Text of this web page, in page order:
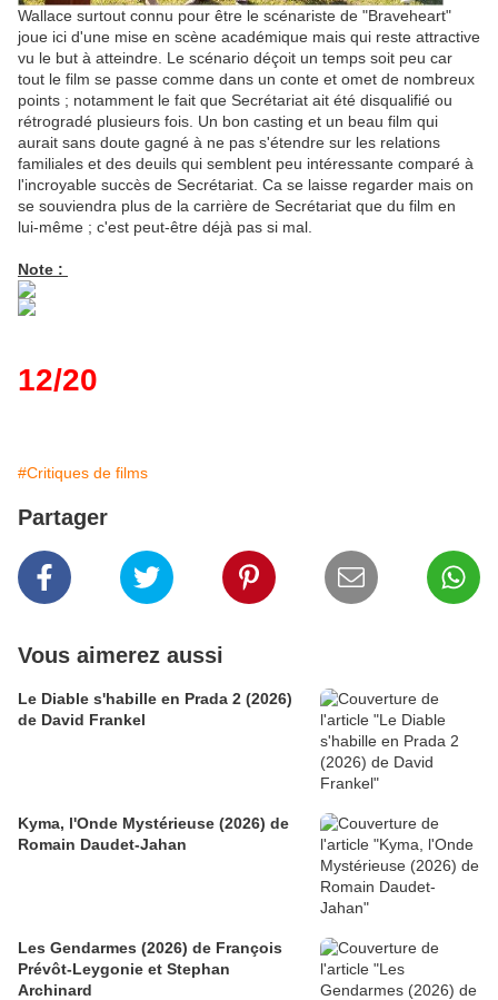
Wallace surtout connu pour être le scénariste de "Braveheart"
joue ici d'une mise en scène académique mais qui reste attractive
vu le but à atteindre. Le scénario déçoit un temps soit peu car
tout le film se passe comme dans un conte et omet de nombreux
points ; notamment le fait que Secrétariat ait été disqualifié ou
rétrogradé plusieurs fois. Un bon casting et un beau film qui
aurait sans doute gagné à ne pas s'étendre sur les relations
familiales et des deuils qui semblent peu intéressante comparé à
l'incroyable succès de Secrétariat. Ca se laisse regarder mais on
se souviendra plus de la carrière de Secrétariat que du film en
lui-même ; c'est peut-être déjà pas si mal.
Note :
12/20
#Critiques de films
Partager
Vous aimerez aussi
Le Diable s'habille en Prada 2 (2026)
de David Frankel
Kyma, l'Onde Mystérieuse (2026) de
Romain Daudet-Jahan
Les Gendarmes (2026) de François
Prévôt-Leygonie et Stephan
Archinard